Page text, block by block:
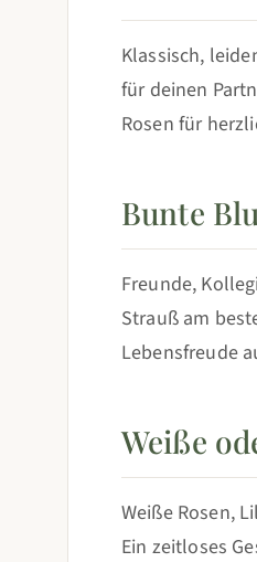
Klassisch,
für deinen
Rosen für
Bunte
Freunde,
Strauß am
Lebensfreude
Weiße
Weiße Rosen,
Ein zeitloses